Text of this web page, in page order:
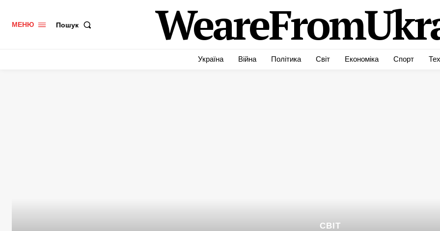
МЕНЮ Пошук
Україна Війна Політика Світ Економіка Спорт
СВІТ